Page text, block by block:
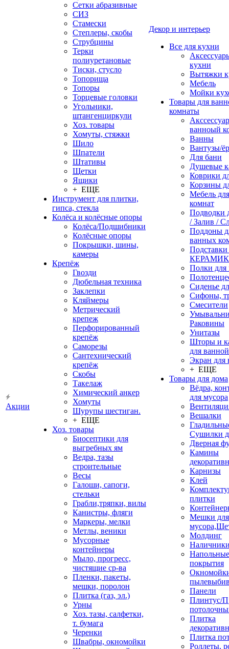
Акции
Сетки абразивные
СИЗ
Стамески
Степлеры, скобы
Струбцины
Терки
полиуретановые
Тиски, стусло
Топорища
Топоры
Торцевые головки
Угольники,
штангенциркули
Хоз. товары
Хомуты, стяжки
Шило
Шпатели
Штативы
Щетки
Ящики
+ ЕЩЕ
Инструмент для плитки,
гипса, стекла
Колёса и колёсные опоры
Колёса/Подшибники
Колёсные опоры
Покрышки, шины,
камеры
Крепёж
Гвозди
Дюбельная техника
Заклепки
Кляймеры
Метрический
крепеж
Перфорированный
крепёж
Саморезы
Сантехнический
крепёж
Скобы
Такелаж
Химический анкер
Хомуты
Шурупы шестиган.
+ ЕЩЕ
Хоз. товары
Биосептики для
выгребных ям
Ведра, тазы
строительные
Весы
Галоши, сапоги,
стельки
Грабли,тряпки, вилы
Канистры, фляги
Маркеры, мелки
Метлы, веники
Мусорные
контейнеры
Мыло, прогресс,
чистящие ср-ва
Пленки, пакеты,
мешки, поролон
Плитка (газ, эл.)
Урны
Хоз. тазы, салфетки,
т. бумага
Черенки
Швабры, окномойки
Декор и интерьер
Все для кухни
кухни
Вытяжки
Мебель
Мойки
Товары для
комнаты
ванноый
Ванны
Вантузы/
Для бани
Душевые
Коврики
Корзины
Мебель
комнат
Подводки
/ Залив /
Поддоны
ванных
Полки для
Сиденье
Сифоны,
Смесители
Раковины
Унитазы
Шторы и
для ванной
Экран для
+ ЕЩЕ
Товары для дома
Вёдра,
для мусора
Вешалки
Сушилки
Дверная
Камины
Карнизы
Клей
плитки
Мешки для
Молдинг
Напольные
покрытия
Панели
Плинтус/
Плитка
Плитка
Роллеты,